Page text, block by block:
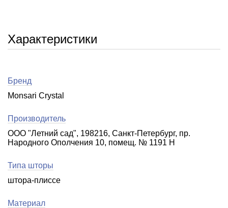
Характеристики
Бренд
Monsari Crystal
Производитель
ООО "Летний сад", 198216, Санкт-Петербург, пр.
Народного Ополчения 10, помещ. № 1191 Н
Типа шторы
штора-плиссе
Материал